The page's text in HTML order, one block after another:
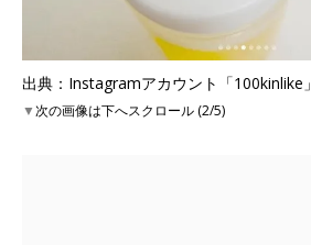
出典：Instagramアカウント「100kinlike」
▼次の画像は下へスクロール (2/5)